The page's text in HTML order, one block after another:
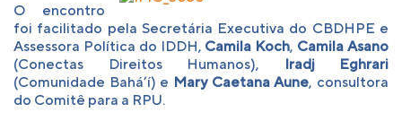
O encontro
foi facilitado pela Secretária Executiva do CBDHPE e
Assessora Política do IDDH, Camila Koch, Camila Asano
(Conectas Direitos Humanos),
Iradj Eghrari
(Comunidade Bahá’í) e Mary Caetana Aune, consultora
do Comitê para a RPU.